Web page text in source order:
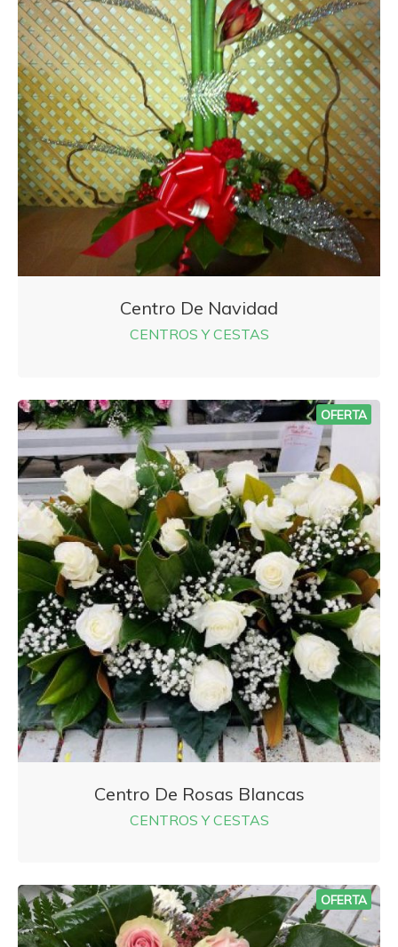
Centro De Navidad
CENTROS Y CESTAS
OFERTA
Centro De Rosas Blancas
CENTROS Y CESTAS
OFERTA